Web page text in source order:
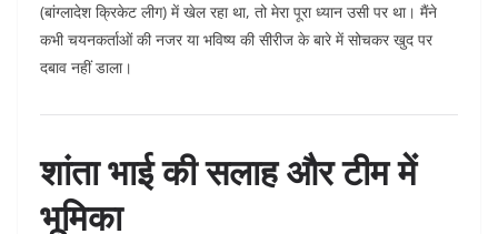
(बांग्लादेश क्रिकेट लीग) में खेल रहा था, तो मेरा पूरा ध्यान उसी पर था। मैंने
कभी चयनकर्ताओं की नजर या भविष्य की सीरीज के बारे में सोचकर खुद पर
दबाव नहीं डाला।
शांता भाई की सलाह और टीम में
भूमिका